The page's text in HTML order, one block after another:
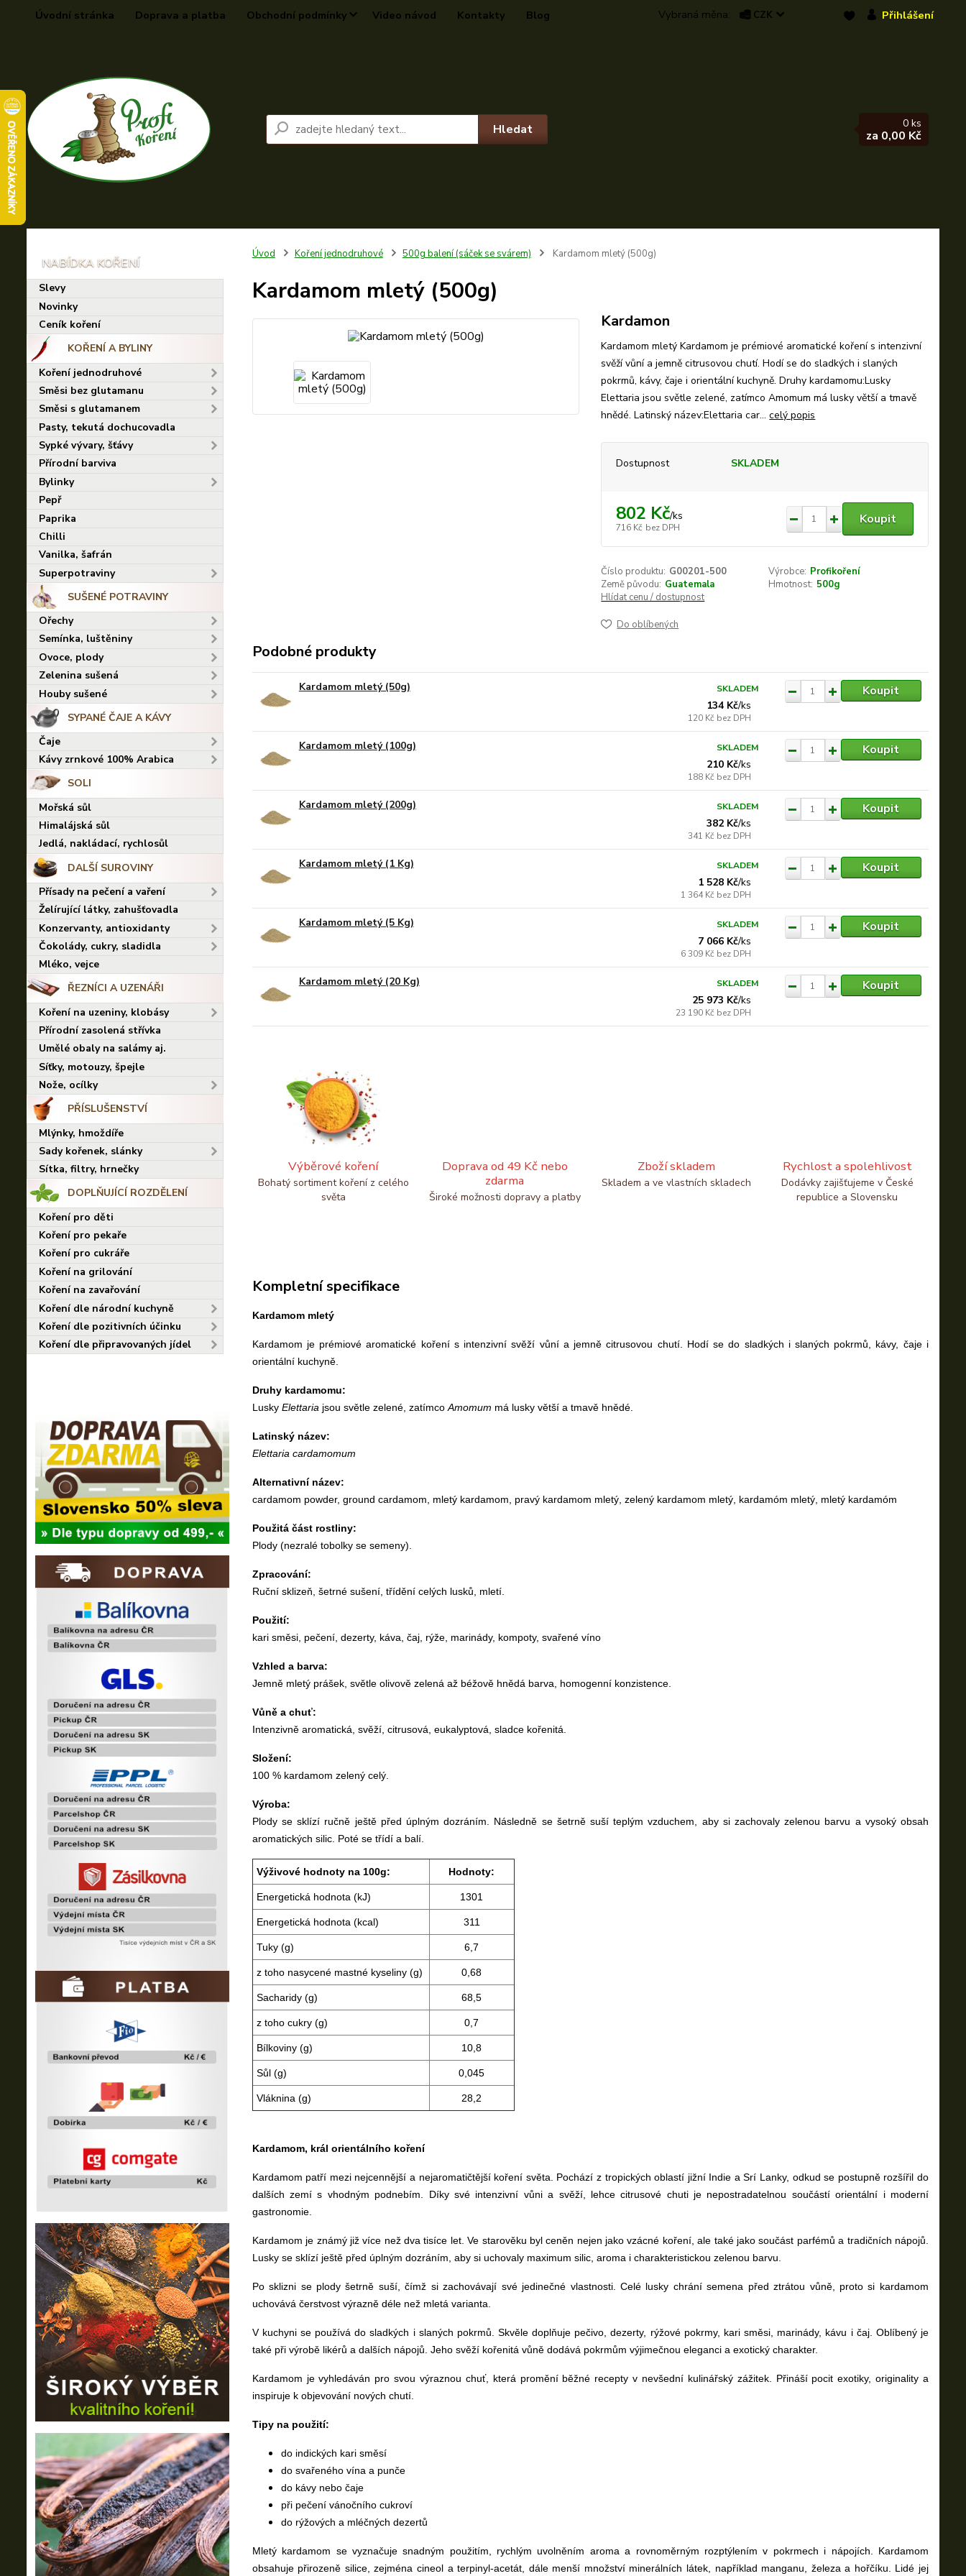
Úvodní stránka Doprava a platba Obchodní podmínky Video návod Kontakty Blog CZK Přihlášení
Hledat 0 ks
za 0,00 Kč
Slevy
Novinky
Ceník koření
KOŘENÍ A BYLINY
Koření jednodruhové
Směsi bez glutamanu
Směsi s glutamanem
Pasty, tekutá dochucovadla
Sypké vývary, šťávy
Přírodní barviva
Bylinky
Pepř
Paprika
Chilli
Vanilka, šafrán
Superpotraviny
SUŠENÉ POTRAVINY
Ořechy
Semínka, luštěniny
Ovoce, plody
Zelenina sušená
Houby sušené
SYPANÉ ČAJE A KÁVY
Čaje
Kávy zrnkové 100% Arabica
SOLI
Mořská sůl
Himalájská sůl
Jedlá, nakládací, rychlosůl
DALŠÍ SUROVINY
Přísady na pečení a vaření
Želírující látky, zahušťovadla
Konzervanty, antioxidanty
Čokolády, cukry, sladidla
Mléko, vejce
ŘEZNÍCI A UZENÁŘI
Koření na uzeniny, klobásy
Přírodní zasolená střívka
Umělé obaly na salámy aj.
Síťky, motouzy, špejle
Nože, ocílky
PŘÍSLUŠENSTVÍ
Mlýnky, hmoždíře
Sady kořenek, slánky
Sítka, filtry, hrnečky
DOPLŇUJÍCÍ ROZDĚLENÍ
Koření pro děti
Koření pro pekaře
Koření pro cukráře
Koření na grilování
Koření na zavařování
Koření dle národní kuchyně
Koření dle pozitivních účinku
Koření dle připravovaných jídel
Úvod Koření jednodruhové 500g balení (sáček se svárem) Kardamom mletý (500g)
Kardamom mletý (500g)
Kardamon
Kardamom mletý Kardamom je prémiové aromatické koření s intenzivní
svěží vůní a jemně citrusovou chutí. Hodí se do sladkých i slaných
pokrmů, kávy, čaje i orientální kuchyně. Druhy kardamomu:Lusky
Elettaria jsou světle zelené, zatímco Amomum má lusky větší a tmavě
hnědé. Latinský název:Elettaria car...celý popis
Dostupnost SKLADEM
802 Kč/ks
716 Kč bez DPH
Koupit
Číslo produktu: G00201-500 Výrobce: Profikoření
Země původu: Guatemala Hmotnost: 500g
Hlídat cenu / dostupnost
Do oblíbených
Podobné produkty
Kardamom mletý (50g)
134 Kč/ks
120 Kč bez DPH
SKLADEM Koupit
Kardamom mletý (100g)
210 Kč/ks
188 Kč bez DPH
SKLADEM Koupit
Kardamom mletý (200g)
382 Kč/ks
341 Kč bez DPH
SKLADEM Koupit
Kardamom mletý (1 Kg)
1 528 Kč/ks
1 364 Kč bez DPH
SKLADEM Koupit
Kardamom mletý (5 Kg)
7 066 Kč/ks
6 309 Kč bez DPH
SKLADEM Koupit
Kardamom mletý (20 Kg)
25 973 Kč/ks
23 190 Kč bez DPH
SKLADEM Koupit
Výběrové koření
Bohatý sortiment koření z celého
světa
Doprava od 49 Kč nebo
zdarma
Široké možnosti dopravy a platby
Zboží skladem
Skladem a ve vlastních skladech
Rychlost a spolehlivost
Dodávky zajišťujeme v České
republice a Slovensku
Kompletní specifikace
Kardamom mletý
Kardamom je prémiové aromatické koření s intenzivní svěží vůní a jemně citrusovou chutí. Hodí se do sladkých i slaných pokrmů, kávy, čaje i
orientální kuchyně.
Druhy kardamomu:
Lusky Elettaria jsou světle zelené, zatímco Amomum má lusky větší a tmavě hnědé.
Latinský název:
Elettaria cardamomum
Alternativní název:
cardamom powder, ground cardamom, mletý kardamom, pravý kardamom mletý, zelený kardamom mletý, kardamóm mletý, mletý kardamóm
Použitá část rostliny:
Plody (nezralé tobolky se semeny).
Zpracování:
Ruční sklizeň, šetrné sušení, třídění celých lusků, mletí.
Použití:
kari směsi, pečení, dezerty, káva, čaj, rýže, marinády, kompoty, svařené víno
Vzhled a barva:
Jemně mletý prášek, světle olivově zelená až béžově hnědá barva, homogenní konzistence.
Vůně a chuť:
Intenzivně aromatická, svěží, citrusová, eukalyptová, sladce kořenitá.
Složení:
100 % kardamom zelený celý.
Výroba:
Plody se sklízí ručně ještě před úplným dozráním. Následně se šetrně suší teplým vzduchem, aby si zachovaly zelenou barvu a vysoký obsah
aromatických silic. Poté se třídí a balí.
Výživové hodnoty na 100g: Hodnoty:
Energetická hodnota (kJ) 1301
Energetická hodnota (kcal) 311
Tuky (g) 6,7
z toho nasycené mastné kyseliny (g) 0,68
Sacharidy (g) 68,5
z toho cukry (g) 0,7
Bílkoviny (g) 10,8
Sůl (g) 0,045
Vláknina (g) 28,2
Kardamom, král orientálního koření
Kardamom patří mezi nejcennější a nejaromatičtější koření světa. Pochází z tropických oblastí jižní Indie a Srí Lanky, odkud se postupně rozšířil do
dalších zemí s vhodným podnebím. Díky své intenzivní vůni a svěží, lehce citrusové chuti je nepostradatelnou součástí orientální i moderní
gastronomie.
Kardamom je známý již více než dva tisíce let. Ve starověku byl ceněn nejen jako vzácné koření, ale také jako součást parfémů a tradičních nápojů.
Lusky se sklízí ještě před úplným dozráním, aby si uchovaly maximum silic, aroma i charakteristickou zelenou barvu.
Po sklizni se plody šetrně suší, čímž si zachovávají své jedinečné vlastnosti. Celé lusky chrání semena před ztrátou vůně, proto si kardamom
uchovává čerstvost výrazně déle než mletá varianta.
V kuchyni se používá do sladkých i slaných pokrmů. Skvěle doplňuje pečivo, dezerty, rýžové pokrmy, kari směsi, marinády, kávu i čaj. Oblíbený je
také při výrobě likérů a dalších nápojů. Jeho svěží kořenitá vůně dodává pokrmům výjimečnou eleganci a exotický charakter.
Kardamom je vyhledáván pro svou výraznou chuť, která promění běžné recepty v nevšední kulinářský zážitek. Přináší pocit exotiky, originality a
inspiruje k objevování nových chutí.
Tipy na použití:
do indických kari směsí
do svařeného vína a punče
do kávy nebo čaje
při pečení vánočního cukroví
do rýžových a mléčných dezertů
Mletý kardamom se vyznačuje snadným použitím, rychlým uvolněním aroma a rovnoměrným rozptýlením v pokrmech i nápojích. Kardamom
obsahuje přirozeně silice, zejména cineol a terpinyl-acetát, dále menší množství minerálních látek, například manganu, železa a hořčíku. Lidé jej